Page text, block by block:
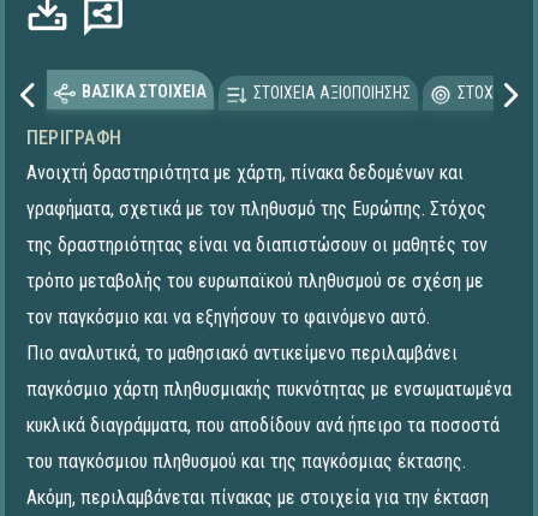
ΒΑΣΙΚΑ ΣΤΟΙΧΕΙΑ ΣΤΟΙΧΕΙΑ ΑΞΙΟΠΟΙΗΣΗΣ
ΠΕΡΙΓΡΑΦΉ
Ανοιχτή δραστηριότητα με χάρτη, πίνακα δεδομένων και
γραφήματα, σχετικά με τον πληθυσμό της Ευρώπης. Στόχος
της δραστηριότητας είναι να διαπιστώσουν οι μαθητές τον
τρόπο μεταβολής του ευρωπαϊκού πληθυσμού σε σχέση με
τον παγκόσμιο και να εξηγήσουν το φαινόμενο αυτό.
Πιο αναλυτικά, το μαθησιακό αντικείμενο περιλαμβάνει
παγκόσμιο χάρτη πληθυσμιακής πυκνότητας με ενσωματωμένα
κυκλικά διαγράμματα, που αποδίδουν ανά ήπειρο τα ποσοστά
του παγκόσμιου πληθυσμού και της παγκόσμιας έκτασης.
Ακόμη, περιλαμβάνεται πίνακας με στοιχεία για την έκταση